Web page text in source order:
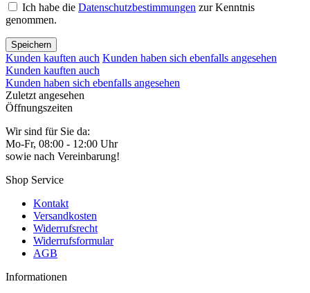
Ich habe die Datenschutzbestimmungen zur Kenntnis
genommen.
Speichern
Kunden kauften auch Kunden haben sich ebenfalls angesehen
Kunden kauften auch
Kunden haben sich ebenfalls angesehen
Zuletzt angesehen
Öffnungszeiten
Wir sind für Sie da:
Mo-Fr, 08:00 - 12:00 Uhr
sowie nach Vereinbarung!
Shop Service
Kontakt
Versandkosten
Widerrufsrecht
Widerrufsformular
AGB
Informationen